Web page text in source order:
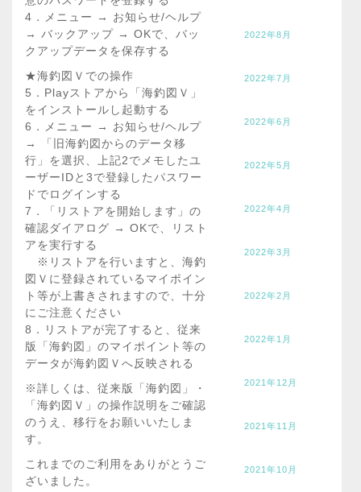
4．メニュー → お知らせ/ヘルプ
→ バックアップ → OKで、バッ
クアップデータを保存する
★海釣図Ｖでの操作
5．Playストアから「海釣図Ｖ」
をインストールし起動する
6．メニュー → お知らせ/ヘルプ
→ 「旧海釣図からのデータ移
行」を選択、上記2でメモしたユ
ーザーIDと3で登録したパスワー
ドでログインする
7．「リストアを開始します」の
確認ダイアログ → OKで、リスト
アを実行する
※リストアを行いますと、海釣
図Ｖに登録されているマイポイン
ト等が上書きされますので、十分
にご注意ください
8．リストアが完了すると、従来
版「海釣図」のマイポイント等の
データが海釣図Ｖへ反映される
※詳しくは、従来版「海釣図」・
「海釣図Ｖ」の操作説明をご確認
のうえ、移行をお願いいたしま
す。
これまでのご利用をありがとうご
ざいました。
2022年8月
2022年7月
2022年6月
2022年5月
2022年4月
2022年3月
2022年2月
2022年1月
2021年12月
2021年11月
2021年10月